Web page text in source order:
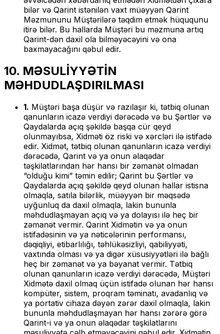
bilər və Qarint istənilən vaxt müəyyən Qarint
Məzmununu Müştərilərə təqdim etmək hüququnu
itirə bilər. Bu hallarda Müştəri bu məzmuna artıq
Qarint-dən daxil ola bilməyəcəyini və ona
baxmayacağını qəbul edir.
10. MƏSULİYYƏTİN
MƏHDUDLAŞDIRILMASI
1. Müştəri başa düşür və razılaşır ki, tətbiq olunan
qanunların icazə verdiyi dərəcədə və bu Şərtlər və
Qaydalarda açıq şəkildə başqa cür qeyd
olunmayıbsa, Xidməti öz riski və xərcləri ilə istifadə
edir. Xidmət, tətbiq olunan qanunların icazə verdiyi
dərəcədə, Qarint və ya onun əlaqədar
təşkilatlarından hər hansı bir zəmanət olmadan
“olduğu kimi” təmin edilir; Qarint bu Şərtlər və
Qaydalarda açıq şəkildə qeyd olunan hallar istisna
olmaqla, satıla bilərlik, müəyyən bir məqsədə
uyğunluq da daxil olmaqla, lakin bununla
məhdudlaşmayan açıq və ya dolayısı ilə heç bir
zəmanət vermir. Qarint Xidmətin və ya onun
istifadəsinin və ya nəticələrinin performansı,
dəqiqliyi, etibarlılığı, təhlükəsizliyi, qabiliyyəti,
vaxtında olması və ya digər xüsusiyyətləri ilə bağlı
heç bir zəmanət və ya bəyanat vermir. Tətbiq
olunan qanunların icazə verdiyi dərəcədə, Müştəri
Xidmətə daxil olmaq üçün istifadə olunan hər hansı
kompüter, sistem, proqram təminatı, avadanlıq və
ya portativ cihaza dəyən zərər daxil olmaqla, lakin
bununla məhdudlaşmayan hər hansı zərərə görə
Qarint-i və ya onun əlaqədar təşkilatlarını